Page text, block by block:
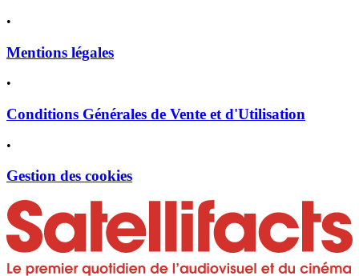
•
Mentions légales
•
Conditions Générales de Vente et d'Utilisation
•
Gestion des cookies